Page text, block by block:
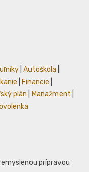
Autoškola
Financie
plán Manažment
prípravou